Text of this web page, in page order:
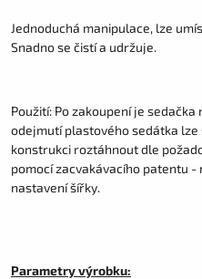
Jednoduchá manipulace, lze
Snadno se čistí a udržuje.
Použití: Po zakoupení je
odejmutí plastového sedátka lze
konstrukci roztáhnout dle
pomocí zacvakávacího patentu
nastavení šířky.
Parametry výrobku: